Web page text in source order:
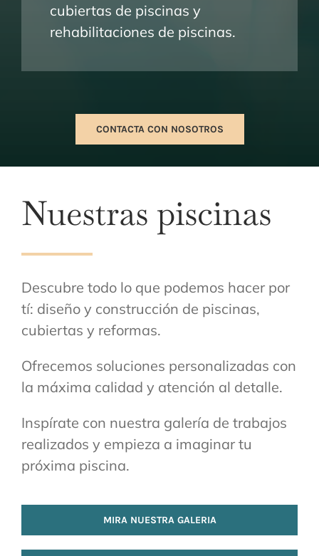
cubiertas de piscinas y
rehabilitaciones de piscinas.
CONTACTA CON NOSOTROS
Nuestras piscinas
Descubre todo lo que podemos hacer por
tí: diseño y construcción de piscinas,
cubiertas y reformas.
Ofrecemos soluciones personalizadas con
la máxima calidad y atención al detalle.
Inspírate con nuestra galería de trabajos
realizados y empieza a imaginar tu
próxima piscina.
MIRA NUESTRA GALERIA